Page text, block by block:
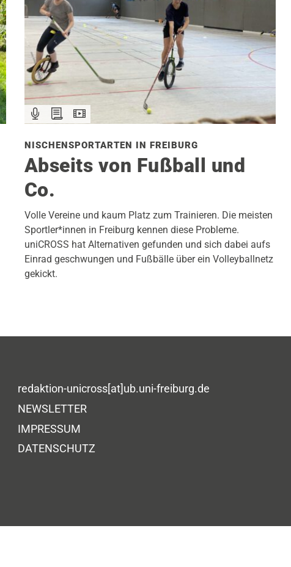
NISCHENSPORTARTEN IN FREIBURG
Abseits von Fußball und
Co.
Volle Vereine und kaum Platz zum Trainieren. Die meisten
Sportler*innen in Freiburg kennen diese Probleme.
uniCROSS hat Alternativen gefunden und sich dabei aufs
Einrad geschwungen und Fußbälle über ein Volleyballnetz
gekickt.
redaktion-unicross[at]ub.uni-freiburg.de
NEWSLETTER
IMPRESSUM
DATENSCHUTZ